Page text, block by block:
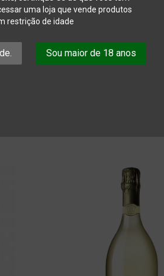
uma loja que vende produtos
restrição de idade
Sou maior de 18 anos